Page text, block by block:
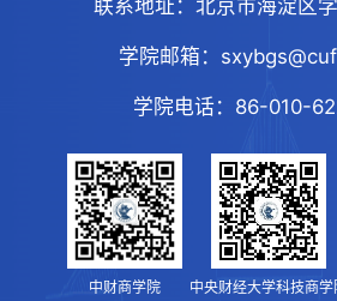
联系地址： 北京市海淀区
学院邮箱：
学院电话： 86-010-
中财商学院 中央财经大学科技商学